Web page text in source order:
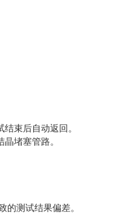
束后自动返回。
堵塞管路。
测试结果偏差。